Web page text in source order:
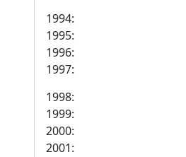
1994:
1995:
1996:
1997:
1998:
1999:
2000:
2001: